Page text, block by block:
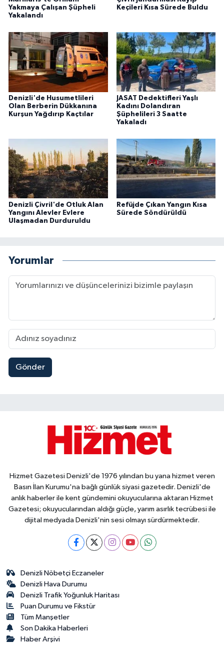
Yakmaya Çalışan Şüpheli
Yakalandı
Keçileri Kısa Sürede Buldu
Denizli'de Husumetlileri
Olan Berberin Dükkanına
Kurşun Yağdırıp Kaçtılar
JASAT Dedektifleri Yaşlı
Kadını Dolandıran
Şüphelileri 3 Saatte
Yakaladı
Denizli Çivril'de Otluk Alan
Yangını Alevler Evlere
Ulaşmadan Durduruldu
Refüjde Çıkan Yangın Kısa
Sürede Söndürüldü
Yorumlar
Gönder
Hizmet Gazetesi Denizli'de 1976 yılından bu yana hizmet veren
Basın İlan Kurumu'na bağlı günlük siyasi gazetedir. Denizli'de
anlık haberler ile kent gündemini okuyucularına aktaran Hizmet
Gazetesi; okuyucularından aldığı güçle, yarım asırlık tecrübesi ile
dijital medyada Denizli'nin sesi olmayı sürdürmektedir.
Denizli Nöbetçi Eczaneler
Denizli Hava Durumu
Denizli Trafik Yoğunluk Haritası
Puan Durumu ve Fikstür
Tüm Manşetler
Son Dakika Haberleri
Haber Arşivi